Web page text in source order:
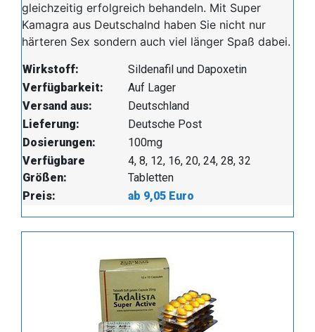
gleichzeitig erfolgreich behandeln. Mit Super
Kamagra aus Deutschalnd haben Sie nicht nur
härteren Sex sondern auch viel länger Spaß dabei.
Wirkstoff:
Sildenafil und Dapoxetin
Verfügbarkeit:
Auf Lager
Versand aus:
Deutschland
Lieferung:
Deutsche Post
Dosierungen:
100mg
Verfügbare
Größen:
4, 8, 12, 16, 20, 24, 28, 32
Tabletten
Preis:
ab 9,05 Euro